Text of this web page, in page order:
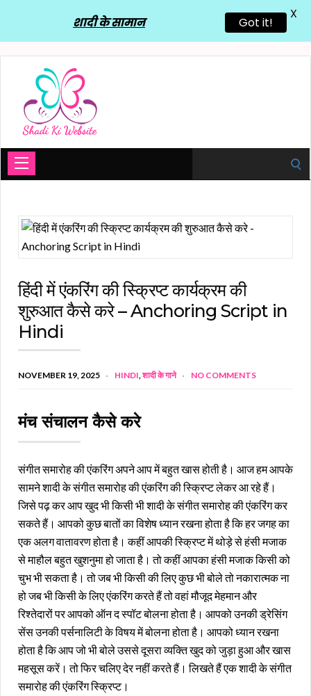
हिंदी में एंकरिंग की स्क्रिप्ट कार्यक्रम की
शुरुआत कैसे करे – Anchoring Script in
Hindi
NOVEMBER 19, 2025 HINDI,शादी के गाने NO COMMENTS
मंच संचालन कैसे करे
संगीत समारोह की एंकरिंग अपने आप में बहुत खास होती है। आज हम आपके
सामने शादी के संगीत समारोह की एंकरिंग की स्क्रिप्ट लेकर आ रहे हैं।
जिसे पढ़ कर आप खुद भी किसी भी शादी के संगीत समारोह की एंकरिंग कर
सकते हैं। आपको कुछ बातों का विशेष ध्यान रखना होता है कि हर जगह का
एक अलग वातावरण होता है। कहीं आपकी स्क्रिप्ट में थोड़े से हंसी मजाक
से माहौल बहुत खुशनुमा हो जाता है। तो कहीं आपका हंसी मजाक किसी को
चुभ भी सकता है। तो जब भी किसी की लिए कुछ भी बोले तो नकारात्मक ना
हो जब भी किसी के लिए एंकरिंग करते हैं तो वहां मौजूद मेहमान और
रिश्तेदारों पर आपको ऑन द स्पॉट बोलना होता है। आपको उनकी ड्रेसिंग
सेंस उनकी पर्सनालिटी के विषय में बोलना होता है। आपको ध्यान रखना
होता है कि आप जो भी बोले उससे दूसरा व्यक्ति खुद को जुड़ा हुआ और खास
महसूस करें। तो फिर चलिए देर नहीं करते हैं। लिखते हैं एक शादी के संगीत
समारोह की एंकरिंग स्क्रिप्ट।
शादी के सामान Got it!
X